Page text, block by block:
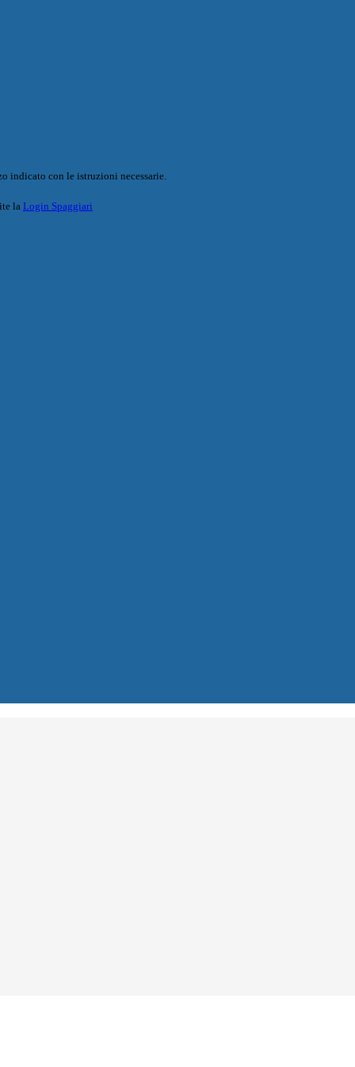
indicato con le istruzioni necessarie.
la Login Spaggiari